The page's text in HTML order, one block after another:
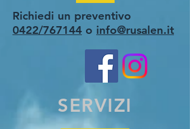
Richiedi un preventivo
0422/767144 o info@rusalen.it
SERVIZI